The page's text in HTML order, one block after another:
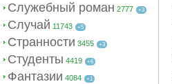
Служебный роман 2777 +3
Случай 11743 +5
Странности 3455 +3
Студенты 4419 +6
Фантазии 4084 +1